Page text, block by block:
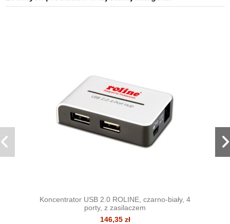
Koncentrator USB 2.0 ROLINE, czarno-biały, 4
porty, z zasilaczem
146,35 zł